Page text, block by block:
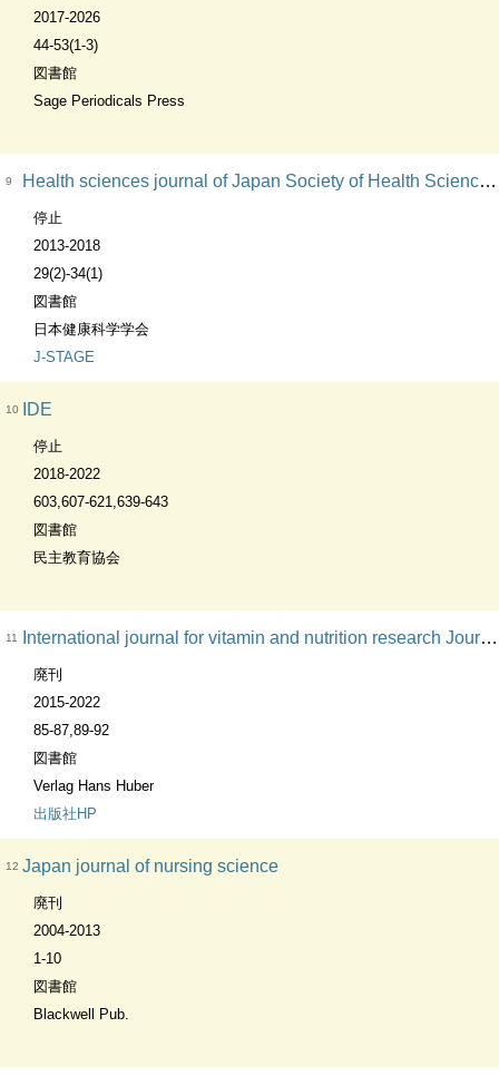
2017-2026
44-53(1-3)
図書館
Sage Periodicals Press
9 Health sciences journal of Japan Society of Health Sciences日本健康科学学会誌
停止
2013-2018
29(2)-34(1)
図書館
日本健康科学学会
J-STAGE
10 IDE
停止
2018-2022
603,607-621,639-643
図書館
民主教育協会
11 International journal for vitamin and nutrition research Journal international de vitaminologie et de nutrition. AB:Int. j. vitam. nutr. res. KT:International journal for vitamin and nutrition research
廃刊
2015-2022
85-87,89-92
図書館
Verlag Hans Huber
出版社HP
12 Japan journal of nursing science
廃刊
2004-2013
1-10
図書館
Blackwell Pub.